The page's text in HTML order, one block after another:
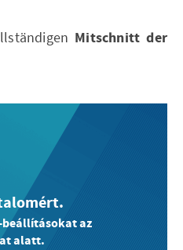
Mitschnitt der
beállításokat az
alatt.